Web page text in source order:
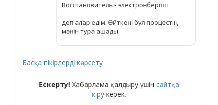
Восстановитель - электронбергіш
деп алар едім. Өйткені бұл процестің
мәнін тура ашады.
Басқа пікірлерді көрсету
Ескерту! Хабарлама қалдыру үшін сайтқа
кіру керек.